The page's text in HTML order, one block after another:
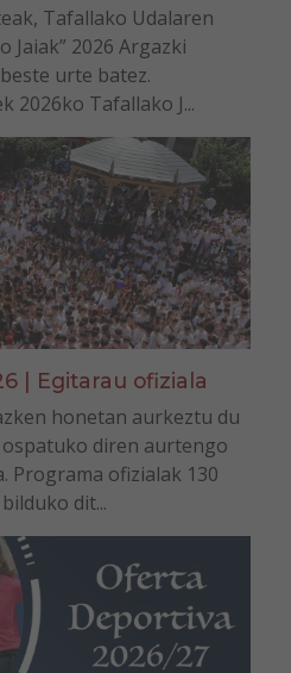
Tafallako Udalaren
Jaiak” 2026 Argazki
urte batez.
2026ko Tafallako J...
| Egitarau ofiziala
honetan aurkeztu du
diren aurtengo
Programa ofizialak 130
dit...